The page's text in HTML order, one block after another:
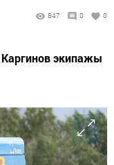
847 0 0
экипажы